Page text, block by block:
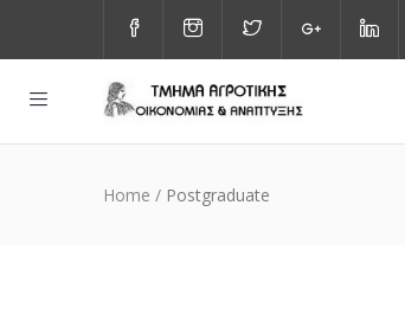
Home / Postgraduate